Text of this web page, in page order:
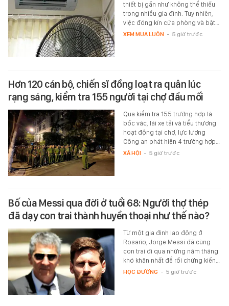
thiết bị gần như không thể thiếu
trong nhiều gia đình. Tuy nhiên,
việc đóng kín cửa phòng và bật…
XEM MUA LUÔN - 5 giờ trước
Hơn 120 cán bộ, chiến sĩ đồng loạt ra quân lúc
rạng sáng, kiểm tra 155 người tại chợ đầu mối
Qua kiểm tra 155 trường hợp là
bốc vác, lái xe tải và tiểu thương
hoạt động tại chợ, lực lượng
Công an phát hiện 4 trường hợp…
XÃ HỘI - 5 giờ trước
Bố của Messi qua đời ở tuổi 68: Người thợ thép
đã dạy con trai thành huyền thoại như thế nào?
Từ một gia đình lao động ở
Rosario, Jorge Messi đã cùng
con trai đi qua những năm tháng
khó khăn nhất để rồi chứng kiến…
HỌC ĐƯỜNG - 5 giờ trước